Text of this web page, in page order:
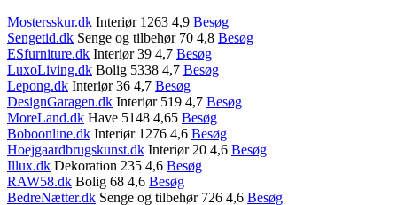
Mostersskur.dk Interiør 1263 4,9 Besøg
Sengetid.dk Senge og tilbehør 70 4,8 Besøg
ESfurniture.dk Interiør 39 4,7 Besøg
LuxoLiving.dk Bolig 5338 4,7 Besøg
Lepong.dk Interiør 36 4,7 Besøg
DesignGaragen.dk Interiør 519 4,7 Besøg
MoreLand.dk Have 5148 4,65 Besøg
Boboonline.dk Interiør 1276 4,6 Besøg
Hoejgaardbrugskunst.dk Interiør 20 4,6 Besøg
Illux.dk Dekoration 235 4,6 Besøg
RAW58.dk Bolig 68 4,6 Besøg
BedreNætter.dk Senge og tilbehør 726 4,6 Besøg